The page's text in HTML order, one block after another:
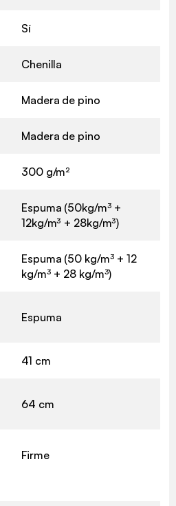
Sí
Chenilla
Madera de pino
Madera de pino
300 g/m²
Espuma (50kg/m³ +
12kg/m³ + 28kg/m³)
Espuma (50 kg/m³ + 12
kg/m³ + 28 kg/m³)
Espuma
41 cm
64 cm
Firme